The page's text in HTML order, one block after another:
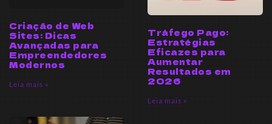
Criação de Web
Sites: Dicas
Avançadas para
Empreendedores
Modernos
Leia mais »
Tráfego Pago:
Estratégias
Eficazes para
Aumentar
Resultados em
2026
Leia mais »